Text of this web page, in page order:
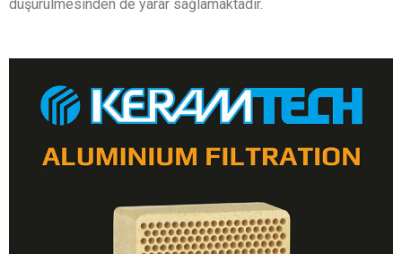
düşürülmesinden de yarar sağlamaktadır.